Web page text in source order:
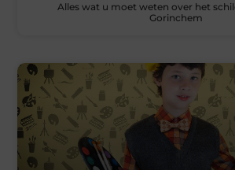
Alles wat u moet weten over het
Gorinchem